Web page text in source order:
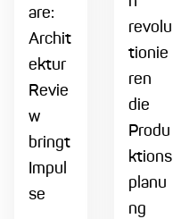
are:
Archit
ektur
Revie
w
bringt
Impul
se
revolu
tionie
ren
die
Produ
ktions
planu
ng